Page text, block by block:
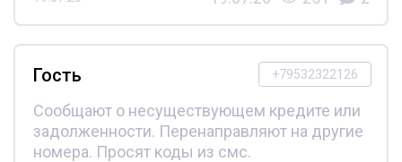
+79532322126
Гость
Сообщают о несуществующем кредите или
задолженности. Перенаправляют на другие
номера. Просят коды из смс.